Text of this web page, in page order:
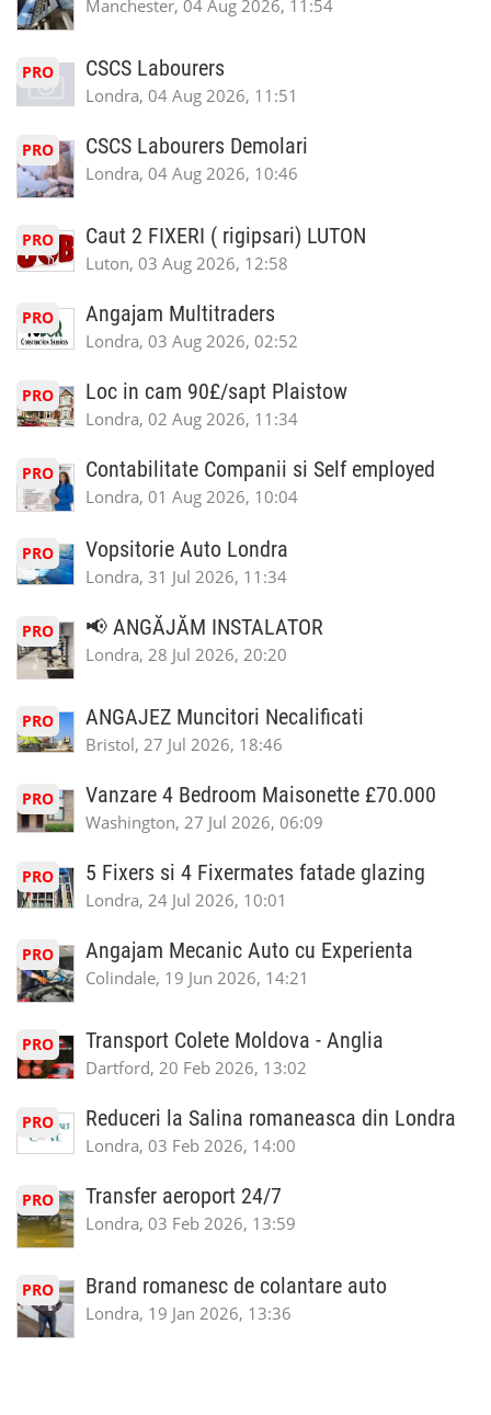
Manchester, 04 Aug 2026, 11:54
PRO CSCS Labourers
Londra, 04 Aug 2026, 11:51
PRO CSCS Labourers Demolari
Londra, 04 Aug 2026, 10:46
PRO Caut 2 FIXERI ( rigipsari) LUTON
Luton, 03 Aug 2026, 12:58
PRO Angajam Multitraders
Londra, 03 Aug 2026, 02:52
PRO Loc in cam 90£/sapt Plaistow
Londra, 02 Aug 2026, 11:34
PRO Contabilitate Companii si Self employed
Londra, 01 Aug 2026, 10:04
PRO Vopsitorie Auto Londra
Londra, 31 Jul 2026, 11:34
PRO 📢 ANGĂJĂM INSTALATOR
Londra, 28 Jul 2026, 20:20
PRO ANGAJEZ Muncitori Necalificati
Bristol, 27 Jul 2026, 18:46
PRO Vanzare 4 Bedroom Maisonette £70.000
Washington, 27 Jul 2026, 06:09
PRO 5 Fixers si 4 Fixermates fatade glazing
Londra, 24 Jul 2026, 10:01
PRO Angajam Mecanic Auto cu Experienta
Colindale, 19 Jun 2026, 14:21
PRO Transport Colete Moldova - Anglia
Dartford, 20 Feb 2026, 13:02
PRO Reduceri la Salina romaneasca din Londra
Londra, 03 Feb 2026, 14:00
PRO Transfer aeroport 24/7
Londra, 03 Feb 2026, 13:59
PRO Brand romanesc de colantare auto
Londra, 19 Jan 2026, 13:36